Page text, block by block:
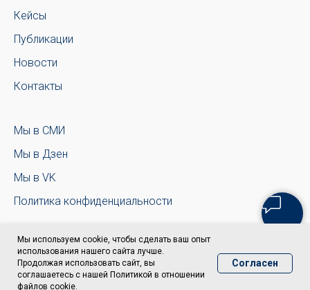
Мы используем cookie, чтобы сделать ваш опыт
использования нашего сайта лучше.
Продолжая использовать сайт, вы
соглашаетесь с нашей Политикой в отношении
файлов cookie.
Согласен
Кейсы
Публикации
Новости
Контакты
Мы в СМИ
Мы в Дзен
Мы в VK
Политика конфиденциальности